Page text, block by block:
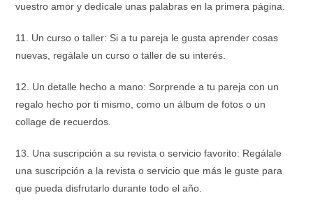
vuestro amor y dedícale unas palabras en la primera página.
11. Un curso o taller: Si a tu pareja le gusta aprender cosas
nuevas, regálale un curso o taller de su interés.
12. Un detalle hecho a mano: Sorprende a tu pareja con un
regalo hecho por ti mismo, como un álbum de fotos o un
collage de recuerdos.
13. Una suscripción a su revista o servicio favorito: Regálale
una suscripción a la revista o servicio que más le guste para
que pueda disfrutarlo durante todo el año.